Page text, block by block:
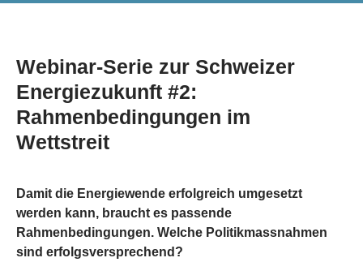
Webinar-Serie zur Schweizer
Energiezukunft #2:
Rahmenbedingungen im
Wettstreit
Damit die Energiewende erfolgreich umgesetzt
werden kann, braucht es passende
Rahmenbedingungen. Welche Politikmassnahmen
sind erfolgsversprechend?